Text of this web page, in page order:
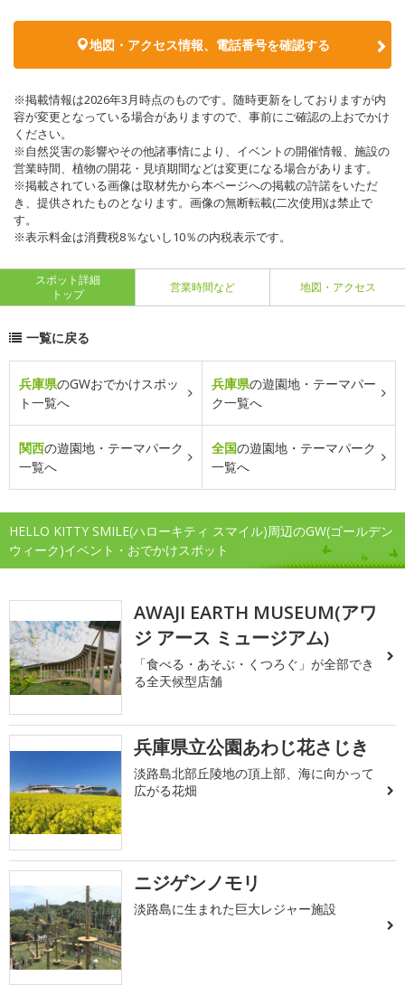
地図・アクセス情報、電話番号を確認する
※掲載情報は2026年3月時点のものです。随時更新をしておりますが内
容が変更となっている場合がありますので、事前にご確認の上おでかけ
ください。
※自然災害の影響やその他諸事情により、イベントの開催情報、施設の
営業時間、植物の開花・見頃期間などは変更になる場合があります。
※掲載されている画像は取材先から本ページへの掲載の許諾をいただ
き、提供されたものとなります。画像の無断転載(二次使用)は禁止で
す。
※表示料金は消費税8％ないし10％の内税表示です。
スポット詳細
トップ
営業時間など 地図・アクセス
一覧に戻る
兵庫県のGWおでかけスポッ
ト一覧へ
兵庫県の遊園地・テーマパー
ク一覧へ
関西の遊園地・テーマパーク
一覧へ
全国の遊園地・テーマパーク
一覧へ
HELLO KITTY SMILE(ハローキティ スマイル)周辺のGW(ゴールデン
ウィーク)イベント・おでかけスポット
AWAJI EARTH MUSEUM(アワ
ジ アース ミュージアム)
「食べる・あそぶ・くつろぐ」が全部でき
る全天候型店舗
兵庫県立公園あわじ花さじき
淡路島北部丘陵地の頂上部、海に向かって
広がる花畑
ニジゲンノモリ
淡路島に生まれた巨大レジャー施設